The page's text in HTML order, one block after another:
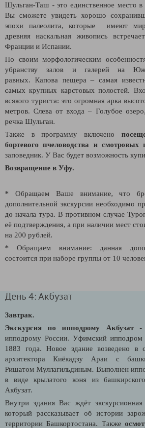
Шульган-Таш - это единственное место
Вы сможете увидеть хорошо
эпохи палеолита, которые имеют
древняя наскальная живопись
Франции и Испании.
По своим морфологическим
убранству залов и галерей на
равных. Капова пещера – самая
самых крупных карстовых полостей.
всякого туриста: это огромная арка
метров. Слева от входа – Голубое
речка Шульган.
Также в программу включено
бортевого пчеловодства и
заповедник. У Вас будет возможность
Возвращение в Уфу.
* Обращаем Ваше внимание, что
дополнительной экскурсии необходимо
до начала тура. В противном случае
её подтверждения, а при наличии мест
на 200 рублей.
* Обращаем внимание: данная
состоится при наборе группы от 10
День 4: Акбузат
Завтрак.
Экскурсия по ипподрому Акбузат -
ипподрому России. Уфимский
1883 года. Новое здание возведено в
архитектора Киёкадзу Араи с
Ришатом Муллагильдиным. Выполнен
в виде крылатого коня из
Акбузат.
Внутри здания Вас ждёт
который рассказывает об истории
территории Башкортостана. Также